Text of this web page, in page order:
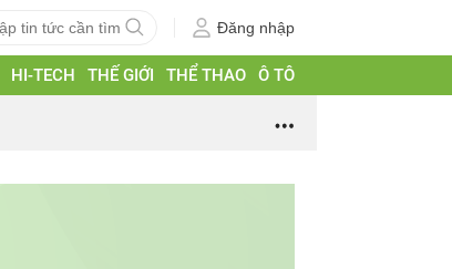
Đăng nhập
HI-TECH THẾ GIỚI THỂ THAO Ô TÔ